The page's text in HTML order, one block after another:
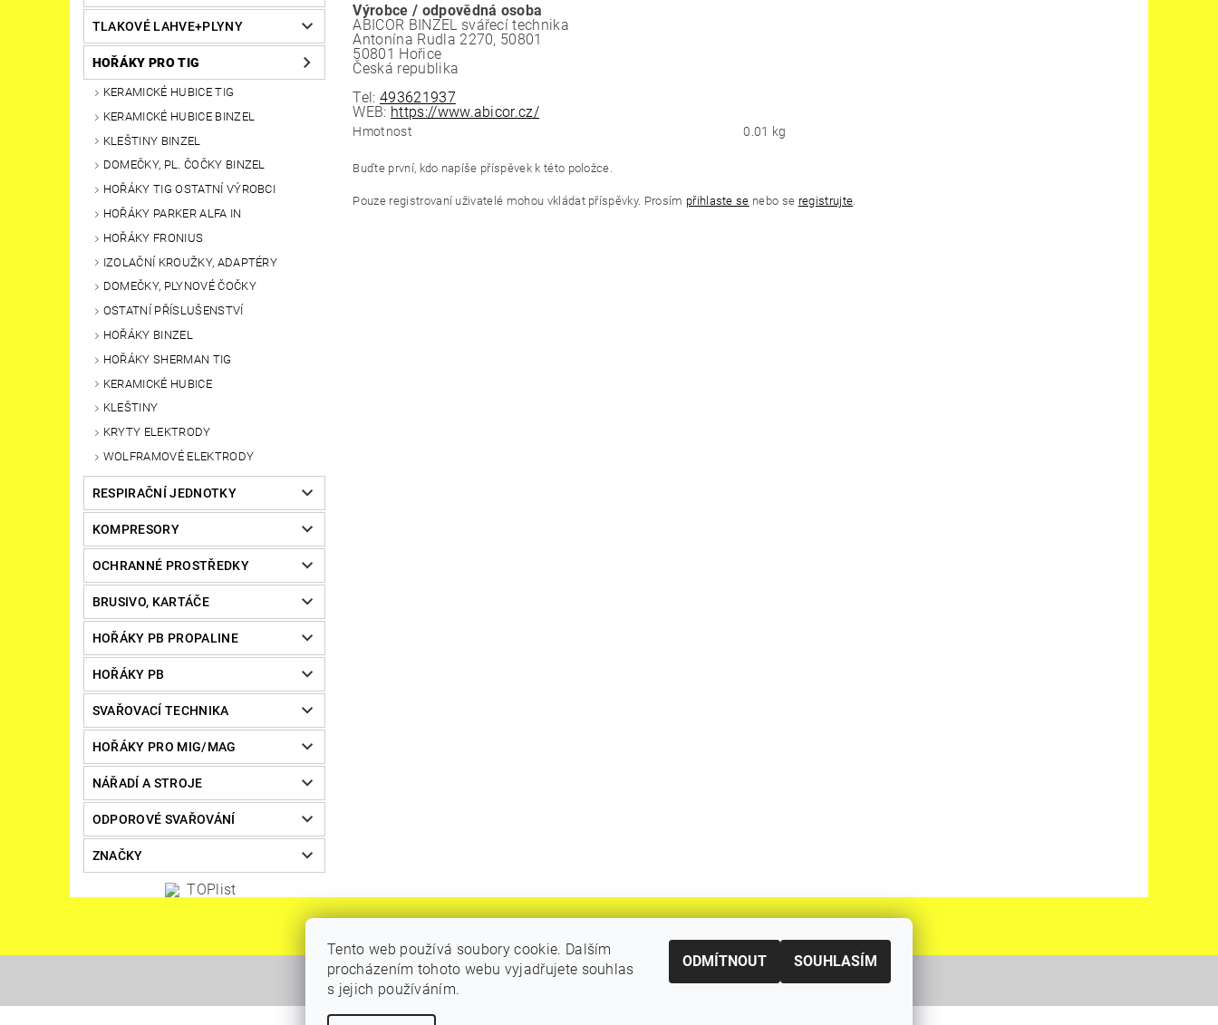
TLAKOVÉ LAHVE+PLYNY
HOŘÁKY PRO TIG
KERAMICKÉ HUBICE TIG
KERAMICKÉ HUBICE BINZEL
KLEŠTINY BINZEL
DOMEČKY, PL. ČOČKY BINZEL
HOŘÁKY TIG OSTATNÍ VÝROBCI
HOŘÁKY PARKER ALFA IN
HOŘÁKY FRONIUS
IZOLAČNÍ KROUŽKY, ADAPTÉRY
DOMEČKY, PLYNOVÉ ČOČKY
OSTATNÍ PŘÍSLUŠENSTVÍ
HOŘÁKY BINZEL
HOŘÁKY SHERMAN TIG
KERAMICKÉ HUBICE
KLEŠTINY
KRYTY ELEKTRODY
WOLFRAMOVÉ ELEKTRODY
RESPIRAČNÍ JEDNOTKY
KOMPRESORY
OCHRANNÉ PROSTŘEDKY
BRUSIVO, KARTÁČE
HOŘÁKY PB PROPALINE
HOŘÁKY PB
SVAŘOVACÍ TECHNIKA
HOŘÁKY PRO MIG/MAG
NÁŘADÍ A STROJE
ODPOROVÉ SVAŘOVÁNÍ
ZNAČKY
Výrobce / odpovědná osoba
ABICOR BINZEL svářecí technika
Antonína Rudla 2270, 50801
50801 Hořice
Česká republika
Tel:493621937
WEB: https://www.abicor.cz/
Hmotnost 0.01 kg
Buďte první, kdo napíše příspěvek k této položce.
Pouze registrovaní uživatelé mohou vkládat příspěvky. Prosím přihlaste se nebo se registrujte.
Původní eshop rulik.cz
Tento web používá soubory cookie. Dalším
procházením tohoto webu vyjadřujete souhlas
s jejich používáním.
ODMÍTNOUT SOUHLASÍM